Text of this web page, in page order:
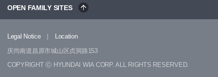
OPEN FAMILY SITES
Legal Notice |
Location
庆尚南道昌原市城山区贞洞路153
COPYRIGHT ⓒ HYUNDAI WIA CORP. ALL RIGHTS RESERVED.